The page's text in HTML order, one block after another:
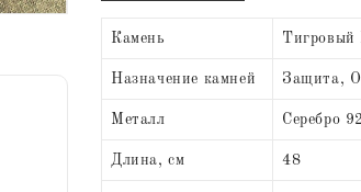
Камень Тигровый
Назначение камней Защита,
Металл Серебро
Длина, см 48